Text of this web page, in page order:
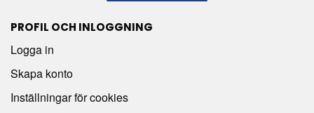
PROFIL OCH INLOGGNING
Logga in
Skapa konto
Inställningar för cookies